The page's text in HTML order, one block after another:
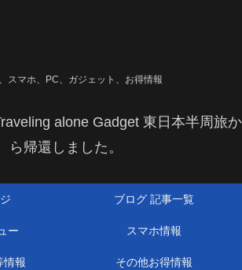
スマホ、PC、ガジェット、お得情報
alone Gadget 東日本半周旅か
ら帰還しました。
ブログ 記事一覧
ー スマホ情報
情報 その他お得情報